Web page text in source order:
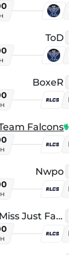
ToD
BoxeR
Falcons
Nwpo
No Miss Just Fake